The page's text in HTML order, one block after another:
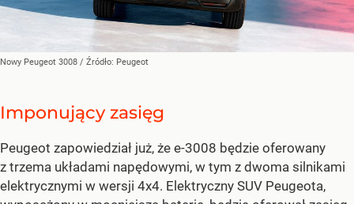
Nowy Peugeot 3008 / Źródło: Peugeot
Imponujący zasięg
Peugeot zapowiedział już, że e-3008 będzie oferowany
z trzema układami napędowymi, w tym z dwoma silnikami
elektrycznymi w wersji 4x4. Elektryczny SUV Peugeota,